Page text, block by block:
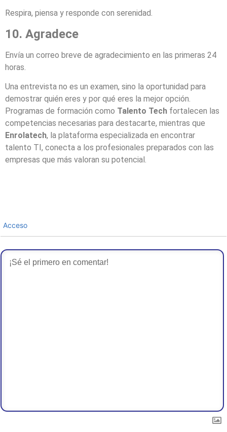
Respira, piensa y responde con serenidad.
10. Agradece
Envía un correo breve de agradecimiento en las primeras 24
horas.
Una entrevista no es un examen, sino la oportunidad para
demostrar quién eres y por qué eres la mejor opción.
Programas de formación como Talento Tech fortalecen las
competencias necesarias para destacarte, mientras que
Enrolatech, la plataforma especializada en encontrar
talento TI, conecta a los profesionales preparados con las
empresas que más valoran su potencial.
Acceso